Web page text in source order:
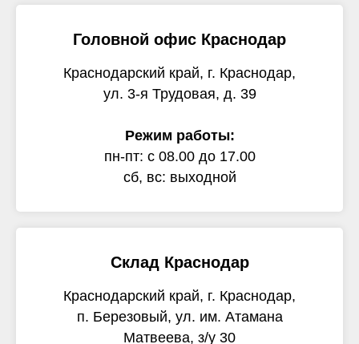
Головной офис Краснодар
Краснодарский край, г. Краснодар,
ул. 3-я Трудовая, д. 39
Режим работы:
пн-пт: с 08.00 до 17.00
сб, вс: выходной
Склад Краснодар
Краснодарский край, г. Краснодар,
п. Березовый, ул. им. Атамана
Матвеева, з/у 30